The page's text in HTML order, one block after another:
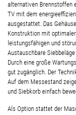
alternativen Brennstoffen
TV mit dem
ausgestattet. Das
Konstruktion mit
leistungsfähigen und
Austauschbare
Durch eine große
gut zugänglich. Der
Auf dem Messestand
und Siebkorb einfach
Als Option stattet der